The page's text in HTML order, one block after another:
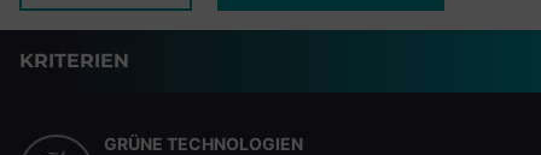
KRITERIEN
GRÜNE TECHNOLOGIEN